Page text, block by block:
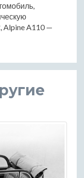
Alpine A110 —